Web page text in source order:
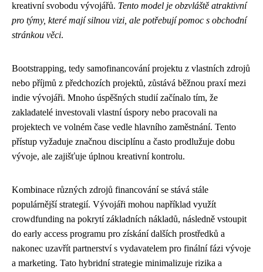
kreativní svobodu vývojářů. Tento model je obzvláště atraktivní
pro týmy, které mají silnou vizi, ale potřebují pomoc s obchodní
stránkou věci.
Bootstrapping, tedy samofinancování projektu z vlastních zdrojů
nebo příjmů z předchozích projektů, zůstává běžnou praxí mezi
indie vývojáři. Mnoho úspěšných studií začínalo tím, že
zakladatelé investovali vlastní úspory nebo pracovali na
projektech ve volném čase vedle hlavního zaměstnání. Tento
přístup vyžaduje značnou disciplínu a často prodlužuje dobu
vývoje, ale zajišťuje úplnou kreativní kontrolu.
Kombinace různých zdrojů financování se stává stále
populárnější strategií. Vývojáři mohou například využít
crowdfunding na pokrytí základních nákladů, následně vstoupit
do early access programu pro získání dalších prostředků a
nakonec uzavřít partnerství s vydavatelem pro finální fázi vývoje
a marketing. Tato hybridní strategie minimalizuje rizika a